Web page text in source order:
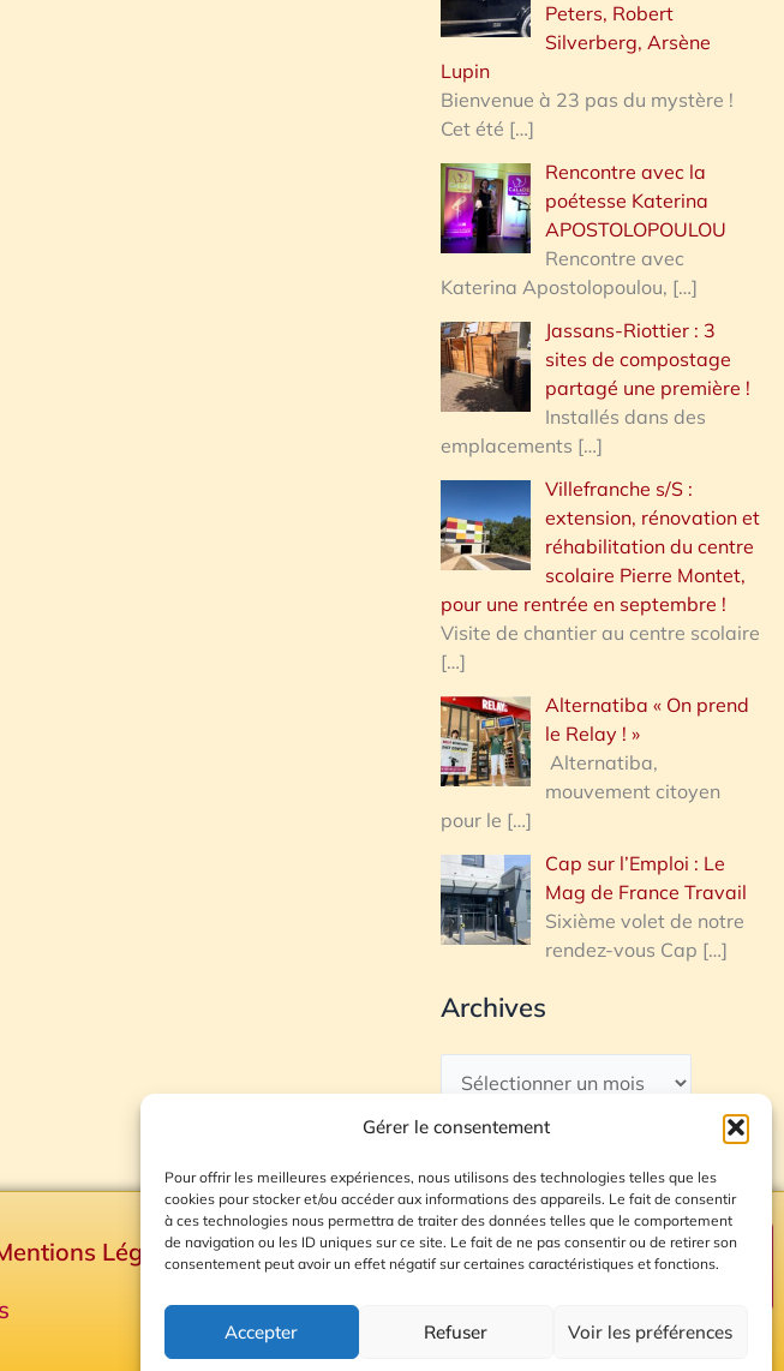
Gérer le consentement
Pour offrir les meilleures expériences, nous utilisons des technologies telles que les
cookies pour stocker et/ou accéder aux informations des appareils. Le fait de consentir
à ces technologies nous permettra de traiter des données telles que le comportement
de navigation ou les ID uniques sur ce site. Le fait de ne pas consentir ou de retirer son
consentement peut avoir un effet négatif sur certaines caractéristiques et fonctions.
Accepter Refuser Voir les préférences
Peters, Robert
Silverberg, Arsène
Lupin
Bienvenue à 23 pas du mystère !
Cet été […]
Rencontre avec la
poétesse Katerina
APOSTOLOPOULOU
Rencontre avec
Katerina Apostolopoulou, […]
Jassans-Riottier : 3
sites de compostage
partagé une première !
Installés dans des
emplacements […]
Villefranche s/S :
extension, rénovation et
réhabilitation du centre
scolaire Pierre Montet,
pour une rentrée en septembre !
Visite de chantier au centre scolaire
[…]
Alternatiba « On prend
le Relay ! »
Alternatiba,
mouvement citoyen
pour le […]
Cap sur l’Emploi : Le
Mag de France Travail
Sixième volet de notre
rendez-vous Cap […]
Archives
Légales
Plan du site